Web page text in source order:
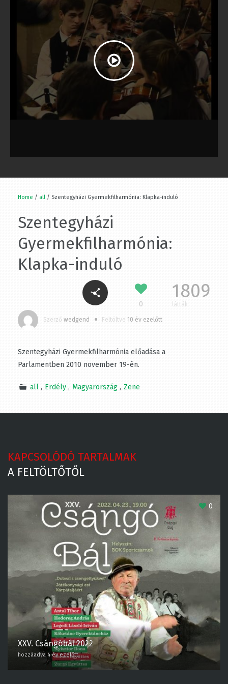
Home / all / Szentegyházi Gyermekfilharmónia: Klapka-induló
Szentegyházi
Gyermekfilharmónia:
Klapka-induló
1809
látták
Szerző wedgend Feltöltve 10 év ezelőtt
Szentegyházi Gyermekfilharmónia előadása a
Parlamentben 2010 november 19-én.
all Erdély Magyarország Zene
KAPCSOLÓDÓ TARTALMAK
A FELTÖLTŐTŐL
0
XXV. Csángóbál 2022
hozzáadva 4 év ezelőtt